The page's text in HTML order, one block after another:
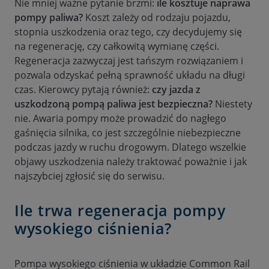
Nie mniej ważne pytanie brzmi: ile kosztuje naprawa
pompy paliwa? Koszt zależy od rodzaju pojazdu,
stopnia uszkodzenia oraz tego, czy decydujemy się
na regenerację, czy całkowitą wymianę części.
Regeneracja zazwyczaj jest tańszym rozwiązaniem i
pozwala odzyskać pełną sprawność układu na długi
czas. Kierowcy pytają również: czy jazda z
uszkodzoną pompą paliwa jest bezpieczna? Niestety
nie. Awaria pompy może prowadzić do nagłego
gaśnięcia silnika, co jest szczególnie niebezpieczne
podczas jazdy w ruchu drogowym. Dlatego wszelkie
objawy uszkodzenia należy traktować poważnie i jak
najszybciej zgłosić się do serwisu.
Ile trwa regeneracja pompy
wysokiego ciśnienia?
Pompa wysokiego ciśnienia w układzie Common Rail